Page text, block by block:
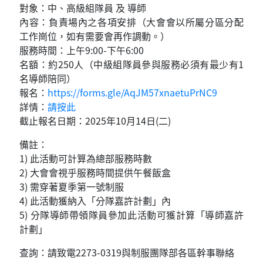
對象：中、高級組隊員 及 導師
內容：負責場內之各項安排（大會會以所屬分區分配
工作崗位，如有需要會再作調動。）
服務時間：上午9:00-下午6:00
名額：約250人（中級組隊員參與服務必須有最少有1
名導師陪同）
報名： https://forms.gle/AqJM57xnaetuPrNC9
詳情： 請按此
截止報名日期：2025年10月14日(二)
備註：
1) 此活動可計算為總部服務時數
2) 大會會視乎服務時間提供午餐飯盒
3) 需穿著夏季第一號制服
4) 此活動獲納入「分隊嘉許計劃」內
5) 分隊導師帶領隊員參加此活動可獲計算「導師嘉許
計劃」
查詢：請致電2273-0319與制服團隊部各區幹事聯絡